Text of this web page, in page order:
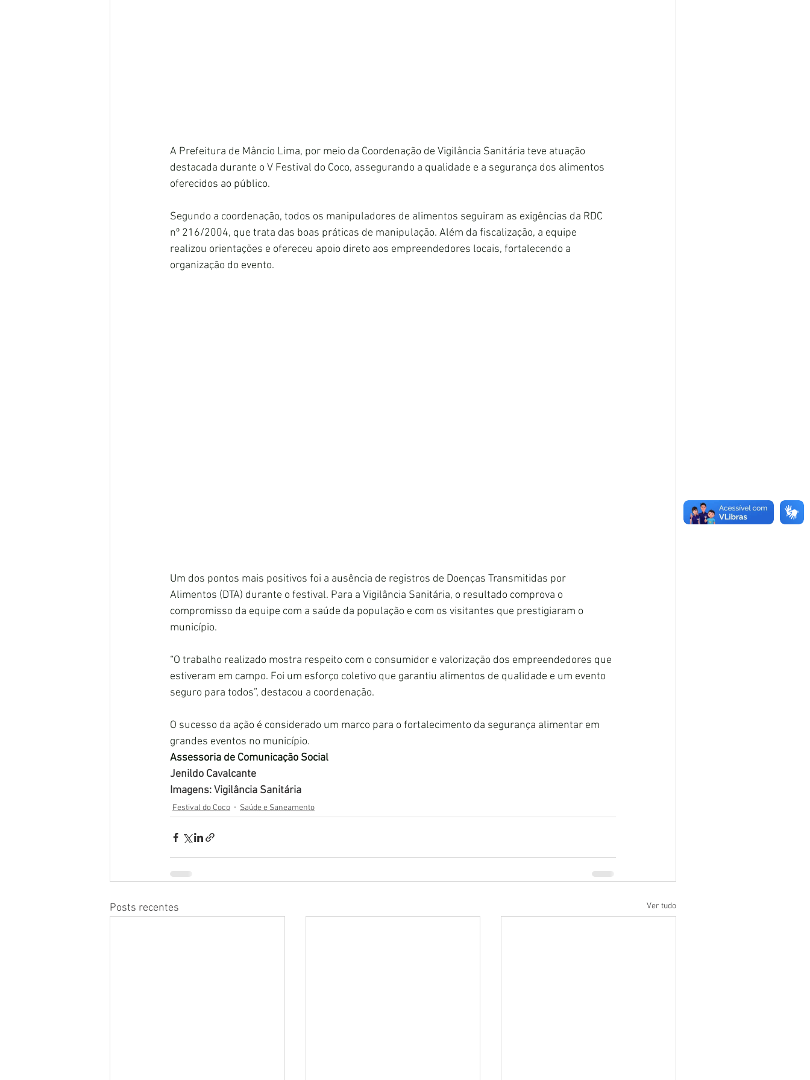
A Prefeitura de Mâncio Lima, por meio da Coordenação de Vigilância Sanitária teve atuação
destacada durante o V Festival do Coco, assegurando a qualidade e a segurança dos alimentos
oferecidos ao público.
Segundo a coordenação, todos os manipuladores de alimentos seguiram as exigências da RDC
nº 216/2004, que trata das boas práticas de manipulação. Além da fiscalização, a equipe
realizou orientações e ofereceu apoio direto aos empreendedores locais, fortalecendo a
organização do evento.
Um dos pontos mais positivos foi a ausência de registros de Doenças Transmitidas por
Alimentos (DTA) durante o festival. Para a Vigilância Sanitária, o resultado comprova o
compromisso da equipe com a saúde da população e com os visitantes que prestigiaram o
município.
“O trabalho realizado mostra respeito com o consumidor e valorização dos empreendedores que
estiveram em campo. Foi um esforço coletivo que garantiu alimentos de qualidade e um evento
seguro para todos”, destacou a coordenação.
O sucesso da ação é considerado um marco para o fortalecimento da segurança alimentar em
grandes eventos no município.
Assessoria de Comunicação Social
Jenildo Cavalcante
Imagens: Vigilância Sanitária
Festival do Coco Saúde e Saneamento
Posts recentes Ver tudo